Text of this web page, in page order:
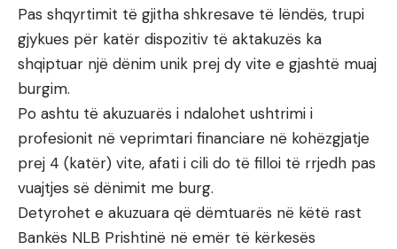
Pas shqyrtimit të gjitha shkresave të lëndës, trupi
gjykues për katër dispozitiv të aktakuzës ka
shqiptuar një dënim unik prej dy vite e gjashtë muaj
burgim.
Po ashtu të akuzuarës i ndalohet ushtrimi i
profesionit në veprimtari financiare në kohëzgjatje
prej 4 (katër) vite, afati i cili do të filloi të rrjedh pas
vuajtjes së dënimit me burg.
Detyrohet e akuzuara që dëmtuarës në këtë rast
Bankës NLB Prishtinë në emër të kërkesës